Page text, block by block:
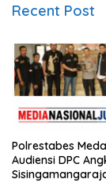
Recent Post
Polrestabes
Audiensi DPC